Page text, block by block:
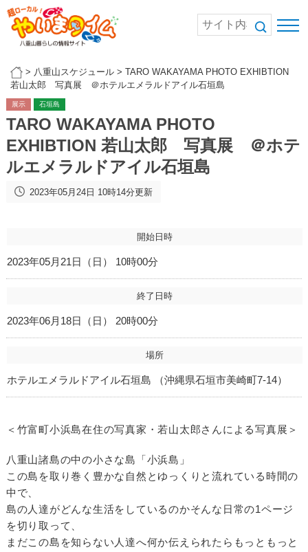
> 八重山スケジュール> TARO WAKAYAMA PHOTO EXHIBTION
若山太郎 写真展 ＠ホテルエメラルドアイル石垣島
展示 石垣島
TARO WAKAYAMA PHOTO
EXHIBTION 若山太郎 写真展 ＠ホテ
ルエメラルドアイル石垣島
2023年05月24日 10時14分更新
開始日時
2023年05月21日（日） 10時00分
終了日時
2023年06月18日（日） 20時00分
場所
ホテルエメラルドアイル石垣島 （沖縄県石垣市美崎町7-14）
＜竹富町小浜島在住の写真家・若山太郎さんによる写真展＞
八重山諸島の中の小さな島「小浜島」
この島を取り巻く豊かな自然とゆっくりと流れている時間の
中で、
島の人達がどんな生活をしているのかそんな日常の1ページ
を切り取って、
まだこの島を知らない人達へ何か伝えられたらもっともっと